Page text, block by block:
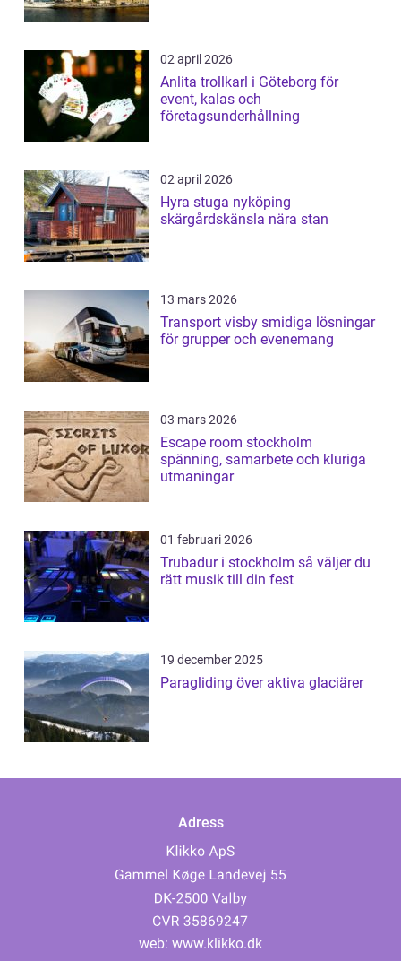
02 april 2026
Anlita trollkarl i Göteborg för
event, kalas och
företagsunderhållning
02 april 2026
Hyra stuga nyköping
skärgårdskänsla nära stan
13 mars 2026
Transport visby smidiga lösningar
för grupper och evenemang
03 mars 2026
Escape room stockholm
spänning, samarbete och kluriga
utmaningar
01 februari 2026
Trubadur i stockholm så väljer du
rätt musik till din fest
19 december 2025
Paragliding över aktiva glaciärer
Adress
web: www.klikko.dk